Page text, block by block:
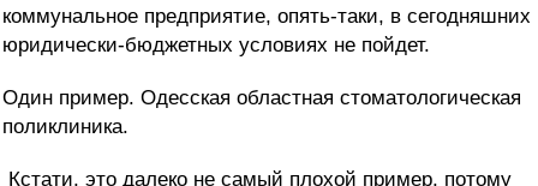
коммунальное предприятие, опять-таки, в сегодняшних
юридически-бюджетных условиях не пойдет.
Один пример. Одесская областная стоматологическая
поликлиника.
Кстати, это далеко не самый плохой пример, потому